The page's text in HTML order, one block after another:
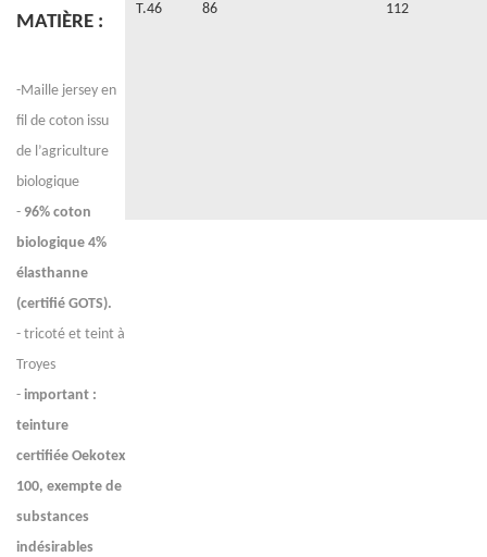
MATIÈRE :
-Maille jersey en
fil de coton issu
de l’agriculture
biologique
- 96% coton
biologique 4%
élasthanne
(certifié GOTS).
- tricoté et teint à
Troyes
- important :
teinture
certifiée Oekotex
100, exempte de
substances
indésirables
T.46 86 112